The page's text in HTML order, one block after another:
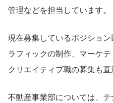
管理などを担当しています。
現在募集しているポジショ
ラフィックの制作、マーケ
クリエイティブ職の募集も直
不動産事業部については、